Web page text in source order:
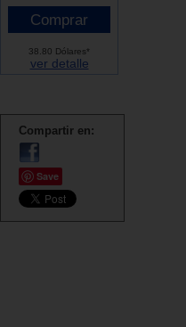
38.80 Dólares*
ver detalle
Compartir en:
Save